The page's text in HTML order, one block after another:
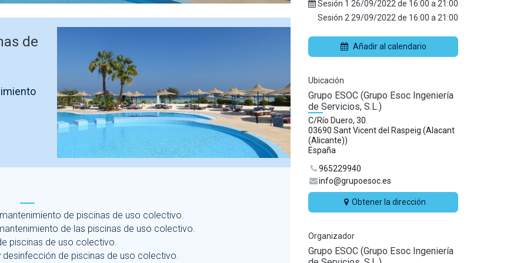
de
de piscinas de uso colectivo.
de las piscinas de uso colectivo.
piscinas de uso colectivo.
de piscinas de uso colectivo.
Sesión 1 26/09/2022 de 16:00 a 21:00
Sesión 2 29/09/2022 de 16:00 a 21:00
Añadir al calendario
Ubicación
Grupo ESOC (Grupo Esoc Ingeniería
de Servicios, S.L.)
C/Río Duero, 30.
03690 Sant Vicent del Raspeig (Alacant
(Alicante))
España
965229940
info@grupoesoc.es
Obtener la dirección
Organizador
Grupo ESOC (Grupo Esoc Ingeniería